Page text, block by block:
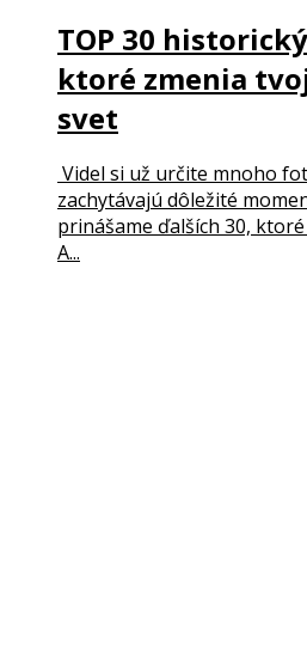
TOP 30
ktoré zmenia
svet
Videl si už určite mnoho
zachytávajú dôležité
prinášame ďalších 30,
A...